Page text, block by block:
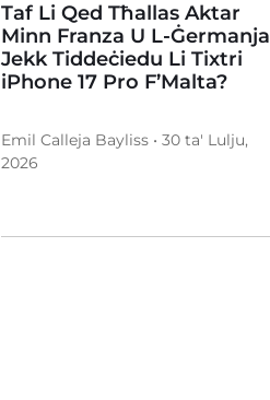
Taf Li Qed Tħallas Aktar
Minn Franza U L-Ġermanja
Jekk Tiddeċiedu Li Tixtri
iPhone 17 Pro F’Malta?
Emil Calleja Bayliss • 30 ta' Lulju,
2026